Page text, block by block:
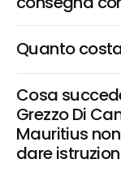
Quanto
Cosa
Grezzo Di
Mauritius
dare